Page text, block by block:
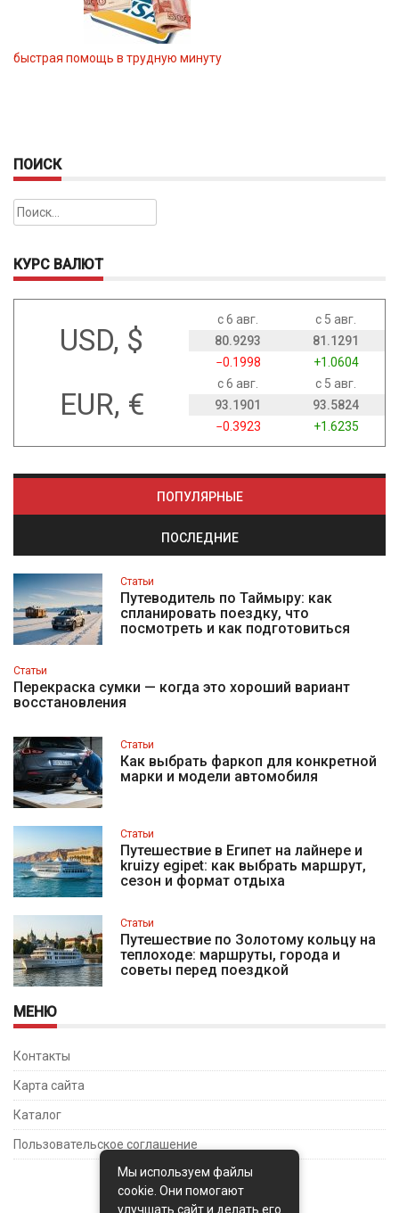
быстрая помощь в трудную минуту
ПОИСК
Найти:
КУРС ВАЛЮТ
USD, $
с 6 авг.
с 5 авг.
80.9293
81.1291
−0.1998
+1.0604
EUR, €
с 6 авг.
с 5 авг.
93.1901
93.5824
−0.3923
+1.6235
ПОПУЛЯРНЫЕ
ПОСЛЕДНИЕ
Статьи
Путеводитель по Таймыру: как
спланировать поездку, что
посмотреть и как подготовиться
Статьи
Перекраска сумки — когда это хороший вариант
восстановления
Статьи
Как выбрать фаркоп для конкретной
марки и модели автомобиля
Статьи
Путешествие в Египет на лайнере и
kruizy egipet: как выбрать маршрут,
сезон и формат отдыха
Статьи
Путешествие по Золотому кольцу на
теплоходе: маршруты, города и
советы перед поездкой
МЕНЮ
Контакты
Карта сайта
Каталог
Пользовательское соглашение
Мы используем файлы
cookie. Они помогают
улучшать сайт и делать его